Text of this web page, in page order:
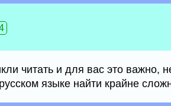
читать и для вас это важно,
языке найти крайне